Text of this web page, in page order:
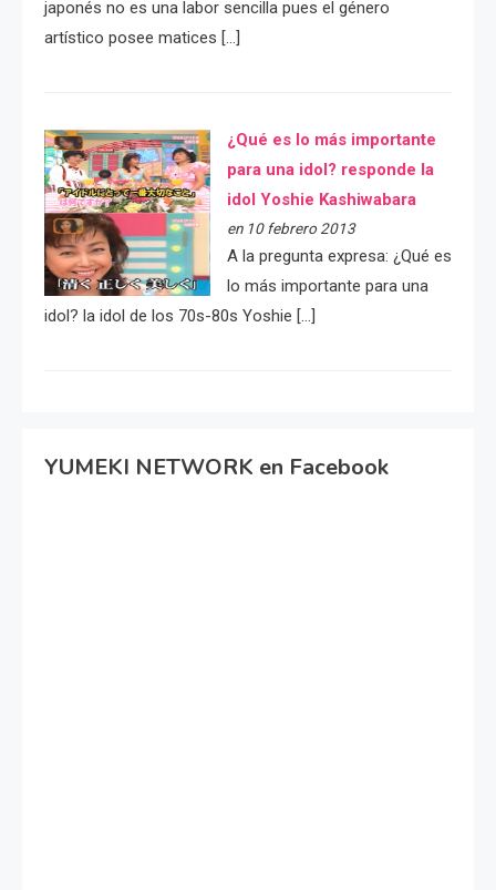
japonés no es una labor sencilla pues el género
artístico posee matices […]
¿Qué es lo más importante
para una idol? responde la
idol Yoshie Kashiwabara
en 10 febrero 2013
A la pregunta expresa: ¿Qué es
lo más importante para una
idol? la idol de los 70s-80s Yoshie […]
YUMEKI NETWORK en Facebook